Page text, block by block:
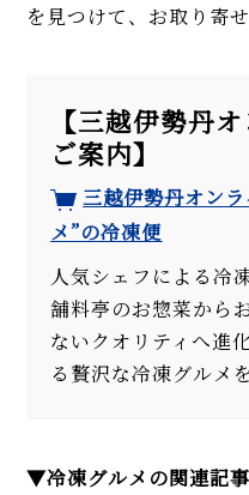
を見つけて、お取り寄
【三越伊勢丹
ご案内】
三越伊勢丹オン
メ”の冷凍便
人気シェフによる冷
舗料亭のお惣菜から
ないクオリティへ進
る贅沢な冷凍グルメ
▼冷凍グルメの関連記